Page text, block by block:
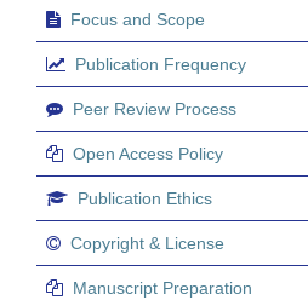
Focus and Scope
Publication Frequency
Peer Review Process
Open Access Policy
Publication Ethics
Copyright & License
Manuscript Preparation